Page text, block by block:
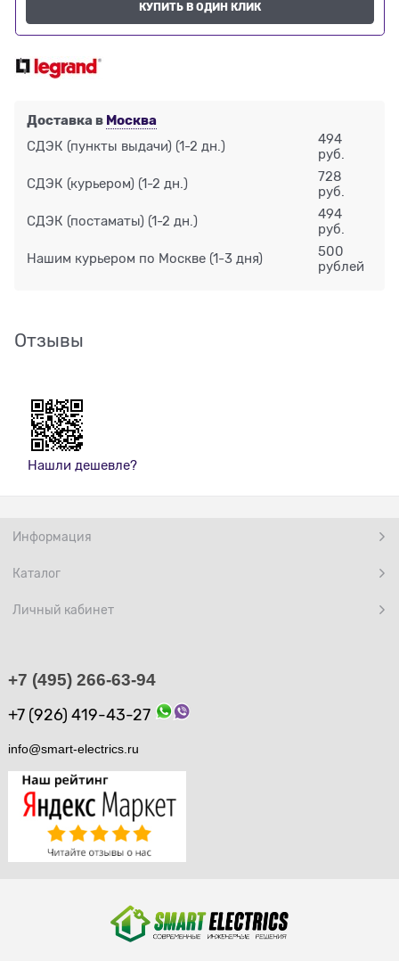
КУПИТЬ В ОДИН КЛИК
Доставка в Москва
СДЭК (пункты выдачи) (1-2 дн.)
494
руб.
СДЭК (курьером) (1-2 дн.)
728
руб.
СДЭК (постаматы) (1-2 дн.)
494
руб.
Нашим курьером по Москве (1-3 дня)
500
рублей
Отзывы
Нашли дешевле?
Информация
Каталог
Личный кабинет
+7 (495) 266-63-94
+7 (926) 419-43-27
info@smart-electrics.ru